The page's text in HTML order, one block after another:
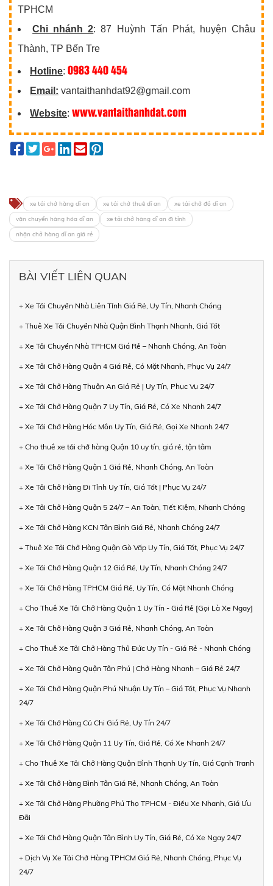
TPHCM
Chi nhánh 2: 87 Huỳnh Tấn Phát, huyện Châu
Thành, TP Bến Tre
Hotline: 0983 440 454
Email: vantaithanhdat92@gmail.com
Website: www.vantaithanhdat.com
xe tải chở hàng dĩ an xe tải chở thuê dĩ an
xe tải chở đồ dĩ an
vận chuyển hàng hóa dĩ an
xe tải chở hàng dĩ an đi tỉnh
nhận chở hàng dĩ an giá rẻ
BÀI VIẾT LIÊN QUAN
+ Xe Tải Chuyển Nhà Liên Tỉnh Giá Rẻ, Uy Tín, Nhanh Chóng
+ Thuê Xe Tải Chuyển Nhà Quận Bình Thạnh Nhanh, Giá Tốt
+ Xe Tải Chuyển Nhà TPHCM Giá Rẻ – Nhanh Chóng, An Toàn
+ Xe Tải Chở Hàng Quận 4 Giá Rẻ, Có Mặt Nhanh, Phục Vụ 24/7
+ Xe Tải Chở Hàng Thuận An Giá Rẻ | Uy Tín, Phục Vụ 24/7
+ Xe Tải Chở Hàng Quận 7 Uy Tín, Giá Rẻ, Có Xe Nhanh 24/7
+ Xe Tải Chở Hàng Hóc Môn Uy Tín, Giá Rẻ, Gọi Xe Nhanh 24/7
+ Cho thuê xe tải chở hàng Quận 10 uy tín, giá rẻ, tận tâm
+ Xe Tải Chở Hàng Quận 1 Giá Rẻ, Nhanh Chóng, An Toàn
+ Xe Tải Chở Hàng Đi Tỉnh Uy Tín, Giá Tốt | Phục Vụ 24/7
+ Xe Tải Chở Hàng Quận 5 24/7 – An Toàn, Tiết Kiệm, Nhanh Chóng
+ Xe Tải Chở Hàng KCN Tân Bình Giá Rẻ, Nhanh Chóng 24/7
+ Thuê Xe Tải Chở Hàng Quận Gò Vấp Uy Tín, Giá Tốt, Phục Vụ 24/7
+ Xe Tải Chở Hàng Quận 12 Giá Rẻ, Uy Tín, Nhanh Chóng 24/7
+ Xe Tải Chở Hàng TPHCM Giá Rẻ, Uy Tín, Có Mặt Nhanh Chóng
+ Cho Thuê Xe Tải Chở Hàng Quận 1 Uy Tín - Giá Rẻ [Gọi Là Xe Ngay]
+ Xe Tải Chở Hàng Quận 3 Giá Rẻ, Nhanh Chóng, An Toàn
+ Cho Thuê Xe Tải Chở Hàng Thủ Đức Uy Tín - Giá Rẻ - Nhanh Chóng
+ Xe Tải Chở Hàng Quận Tân Phú | Chở Hàng Nhanh – Giá Rẻ 24/7
+ Xe Tải Chở Hàng Quận Phú Nhuận Uy Tín – Giá Tốt, Phục Vụ Nhanh
24/7
+ Xe Tải Chở Hàng Củ Chi Giá Rẻ, Uy Tín 24/7
+ Xe Tải Chở Hàng Quận 11 Uy Tín, Giá Rẻ, Có Xe Nhanh 24/7
+ Cho Thuê Xe Tải Chở Hàng Quận Bình Thạnh Uy Tín, Giá Cạnh Tranh
+ Xe Tải Chở Hàng Bình Tân Giá Rẻ, Nhanh Chóng, An Toàn
+ Xe Tải Chở Hàng Phường Phú Thọ TPHCM - Điều Xe Nhanh, Giá Ưu
Đãi
+ Xe Tải Chở Hàng Quận Tân Bình Uy Tín, Giá Rẻ, Có Xe Ngay 24/7
+ Dịch Vụ Xe Tải Chở Hàng TPHCM Giá Rẻ, Nhanh Chóng, Phục Vụ
24/7